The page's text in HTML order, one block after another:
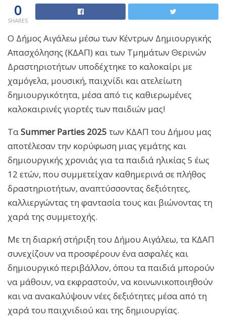
0
SHARES
Ο Δήμος Αιγάλεω μέσω των Κέντρων Δημιουργικής
Απασχόλησης (ΚΔΑΠ) και των Τμημάτων Θερινών
Δραστηριοτήτων υποδέχτηκε το καλοκαίρι με
χαμόγελα, μουσική, παιχνίδι και ατελείωτη
δημιουργικότητα, μέσα από τις καθιερωμένες
καλοκαιρινές γιορτές των παιδιών μας!
ΤαSummer Parties 2025 των ΚΔΑΠ του Δήμου μας
αποτέλεσαν την κορύφωση μιας γεμάτης και
δημιουργικής χρονιάς για τα παιδιά ηλικίας 5 έως
12 ετών, που συμμετείχαν καθημερινά σε πλήθος
δραστηριοτήτων, αναπτύσσοντας δεξιότητες,
καλλιεργώντας τη φαντασία τους και βιώνοντας τη
χαρά της συμμετοχής.
Με τη διαρκή στήριξη του Δήμου Αιγάλεω, τα ΚΔΑΠ
συνεχίζουν να προσφέρουν ένα ασφαλές και
δημιουργικό περιβάλλον, όπου τα παιδιά μπορούν
να μάθουν, να εκφραστούν, να κοινωνικοποιηθούν
και να ανακαλύψουν νέες δεξιότητες μέσα από τη
χαρά του παιχνιδιού και της δημιουργίας.